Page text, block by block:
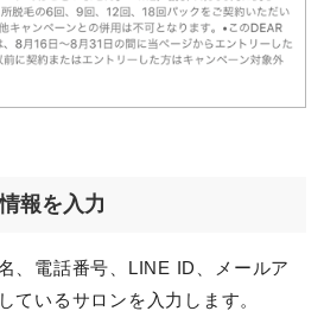
報を入力
、電話番号、LINE ID、メールア
ているサロンを入力します。